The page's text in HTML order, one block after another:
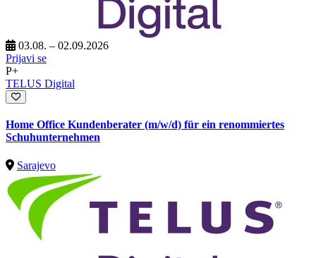
03.08. – 02.09.2026
Prijavi se
P+
TELUS Digital
Home Office Kundenberater (m/w/d) für ein renommiertes
Schuhunternehmen
Sarajevo